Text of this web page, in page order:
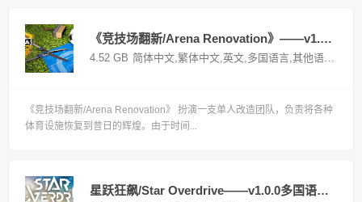
《竞技场翻新/Arena Renovation》——v1.0.256多国语言（含简体中文）免安装解压即玩版
4.52 GB 简体中文,繁体中文,英文,多国语言,其他语言
《竞技场翻新/Arena Renovation》 扮演一支单人改造团队，负责将各种
体育设施恢复到昔日的辉煌。由于时间...
星跃狂飙/Star Overdrive——v1.0.0多国语言（含简体中文）免安装解压即玩版